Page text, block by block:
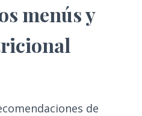
menús y
de